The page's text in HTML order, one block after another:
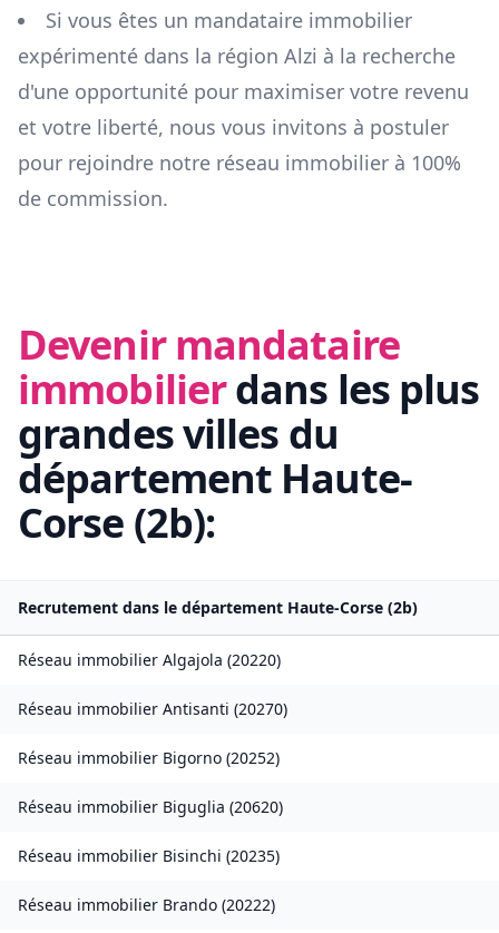
Si vous êtes un mandataire immobilier
expérimenté dans la région Alzi à la recherche
d'une opportunité pour maximiser votre revenu
et votre liberté, nous vous invitons à postuler
pour rejoindre notre réseau immobilier à 100%
de commission.
Devenir mandataire
immobilierdans les plus
grandes villes du
département Haute-
Corse (2b):
Recrutement dans le département Haute-Corse (2b)
Réseau immobilier Algajola (20220)
Réseau immobilier Antisanti (20270)
Réseau immobilier Bigorno (20252)
Réseau immobilier Biguglia (20620)
Réseau immobilier Bisinchi (20235)
Réseau immobilier Brando (20222)